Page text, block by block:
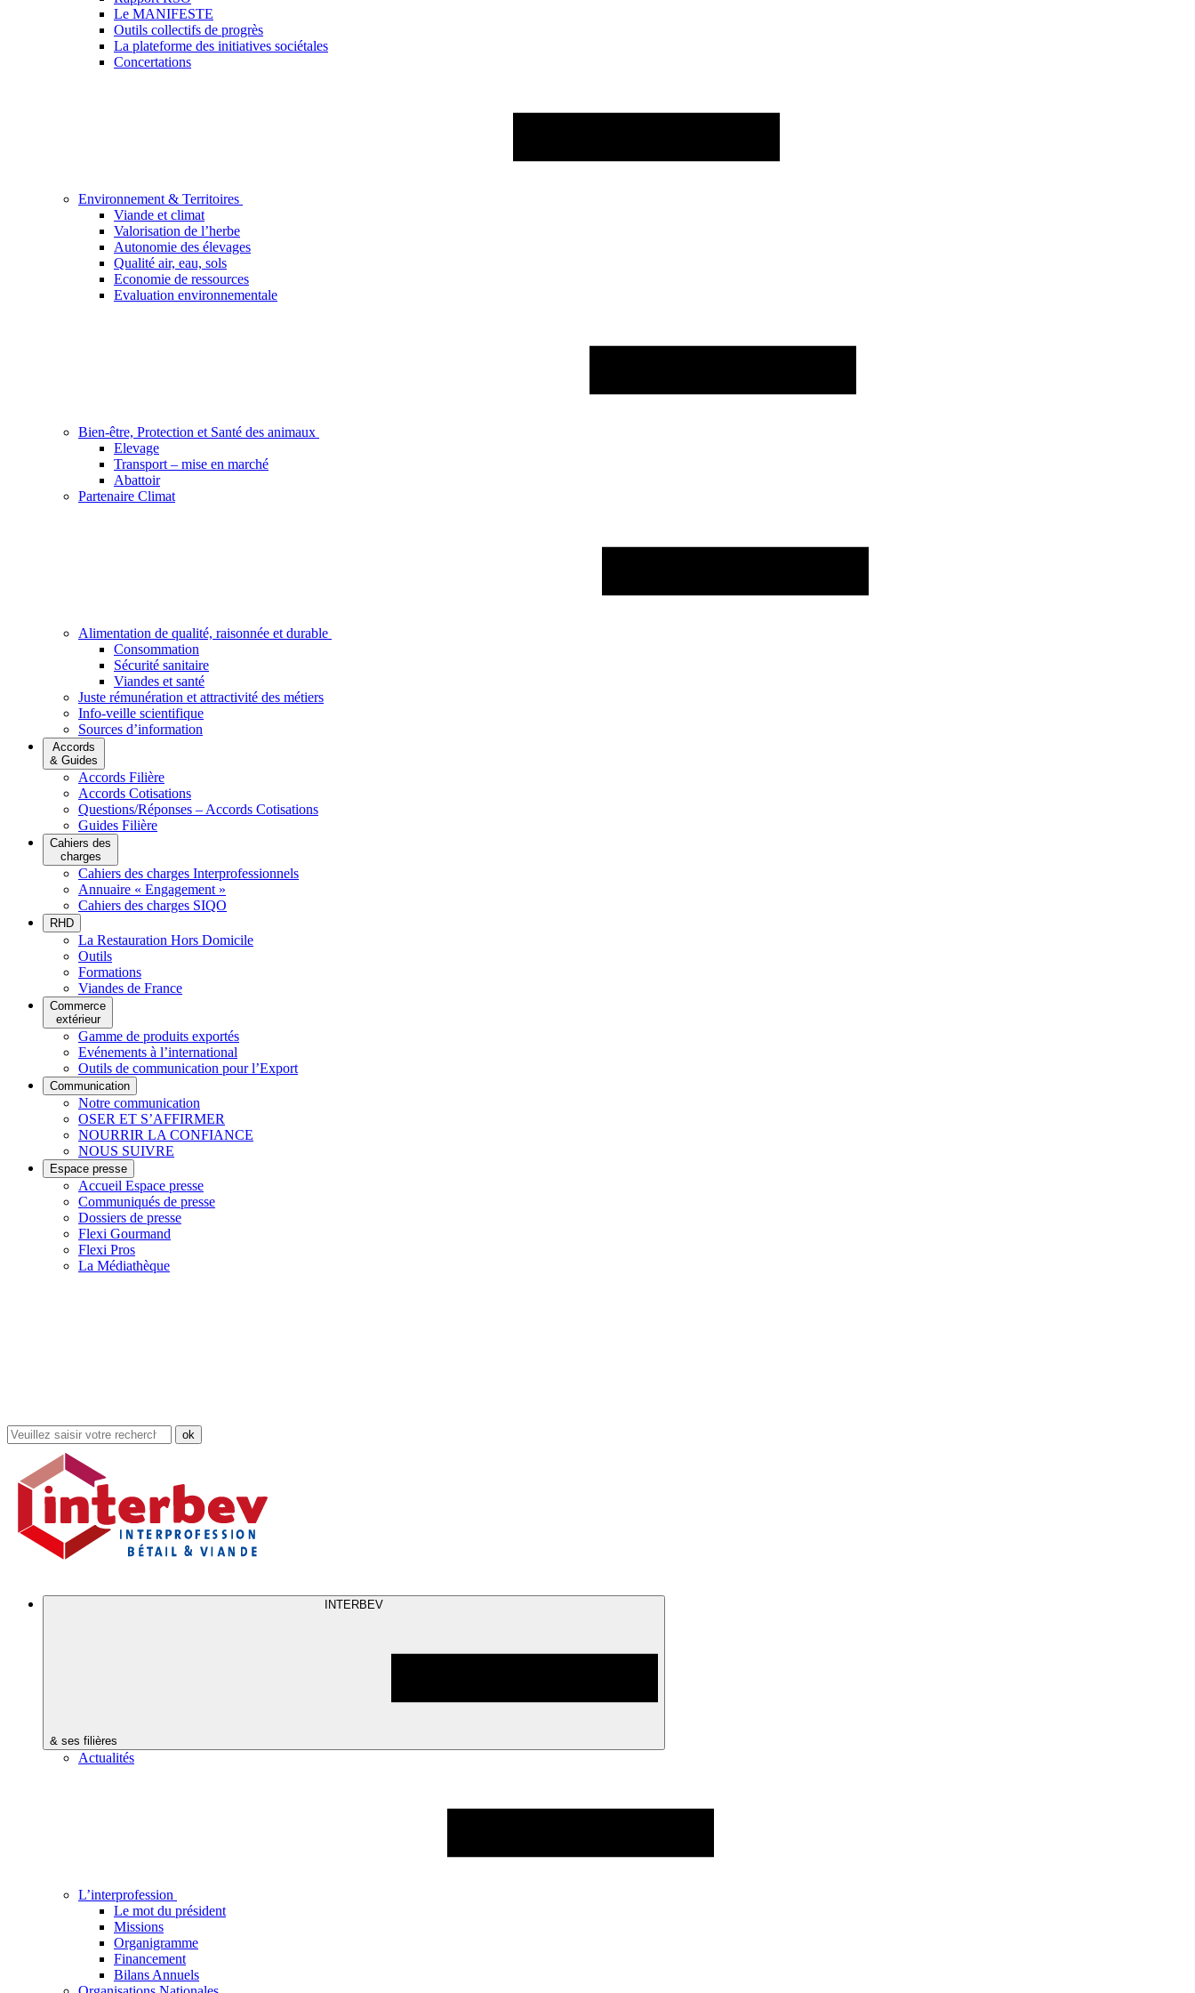
Le MANIFESTE
Outils collectifs de progrès
La plateforme des initiatives sociétales
Concertations
Environnement & Territoires
Viande et climat
Valorisation de l’herbe
Autonomie des élevages
Qualité air, eau, sols
Economie de ressources
Evaluation environnementale
Bien-être, Protection et Santé des animaux
Elevage
Transport – mise en marché
Abattoir
Partenaire Climat
Alimentation de qualité, raisonnée et durable
Consommation
Sécurité sanitaire
Viandes et santé
Juste rémunération et attractivité des métiers
Info-veille scientifique
Sources d’information
Accords
& Guides
Accords Filière
Accords Cotisations
Questions/Réponses – Accords Cotisations
Guides Filière
Cahiers des
charges
Cahiers des charges Interprofessionnels
Annuaire « Engagement »
Cahiers des charges SIQO
RHD
La Restauration Hors Domicile
Outils
Formations
Viandes de France
Commerce
extérieur
Gamme de produits exportés
Evénements à l’international
Outils de communication pour l’Export
Communication
Notre communication
OSER ET S’AFFIRMER
NOURRIR LA CONFIANCE
NOUS SUIVRE
Espace presse
Accueil Espace presse
Communiqués de presse
Dossiers de presse
Flexi Gourmand
Flexi Pros
La Médiathèque
Rechercher
dans
site
INTERBEV
& ses filières
Actualités
L’interprofession
Le mot du président
Missions
Organigramme
Financement
Bilans Annuels